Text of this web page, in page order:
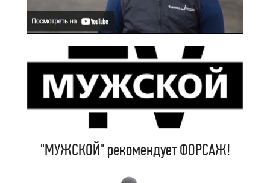
"МУЖСКОЙ" рекомендует ФОРСАЖ!